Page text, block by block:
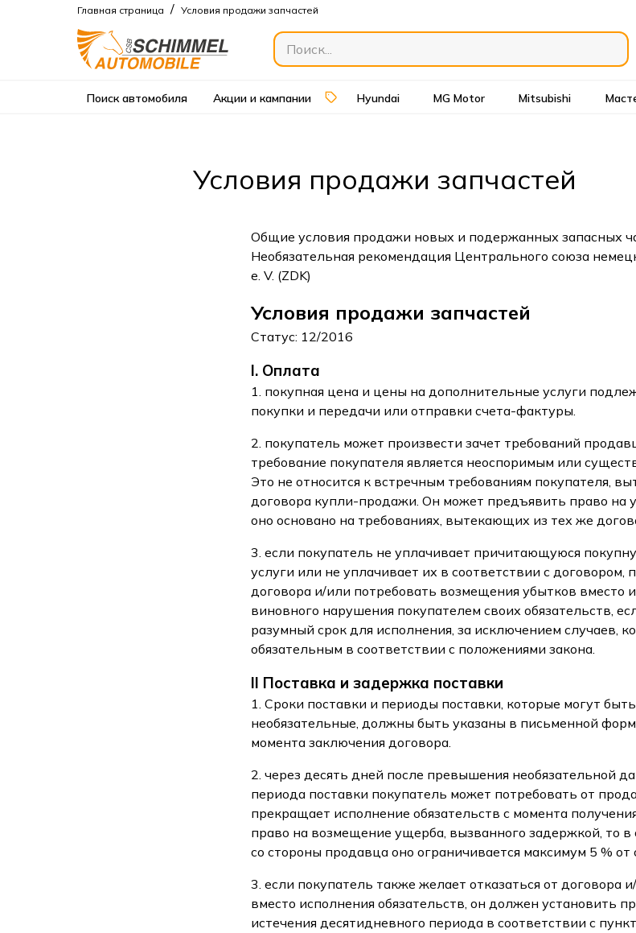
Главная страница / Условия продажи запчастей
Поиск автомобиля Акции и кампании Hyundai MG Motor Mitsubishi
Условия продажи запчастей
Общие условия продажи новых и подержанных запасных
Необязательная рекомендация Центрального союза
e. V. (ZDK)
Условия продажи запчастей
Статус: 12/2016
I. Оплата
1. покупная цена и цены на дополнительные услуги
покупки и передачи или отправки счета-фактуры.
2. покупатель может произвести зачет требований
требование покупателя является неоспоримым или
Это не относится к встречным требованиям покупателя,
договора купли-продажи. Он может предъявить право на
оно основано на требованиях, вытекающих из тех же
3. если покупатель не уплачивает причитающуюся
услуги или не уплачивает их в соответствии с договором,
договора и/или потребовать возмещения убытков вместо
виновного нарушения покупателем своих обязательств,
разумный срок для исполнения, за исключением случаев,
обязательным в соответствии с положениями закона.
II Поставка и задержка поставки
1. Сроки поставки и периоды поставки, которые могут
необязательные, должны быть указаны в письменной
момента заключения договора.
2. через десять дней после превышения необязательной
периода поставки покупатель может потребовать от
прекращает исполнение обязательств с момента
право на возмещение ущерба, вызванного задержкой, то
со стороны продавца оно ограничивается максимум 5 %
3. если покупатель также желает отказаться от
вместо исполнения обязательств, он должен установить
истечения десятидневного периода в соответствии с